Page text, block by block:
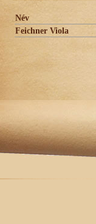
Név
Feichner Viola